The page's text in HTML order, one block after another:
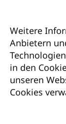
Weitere
Anbietern
in den
unseren
Cookies